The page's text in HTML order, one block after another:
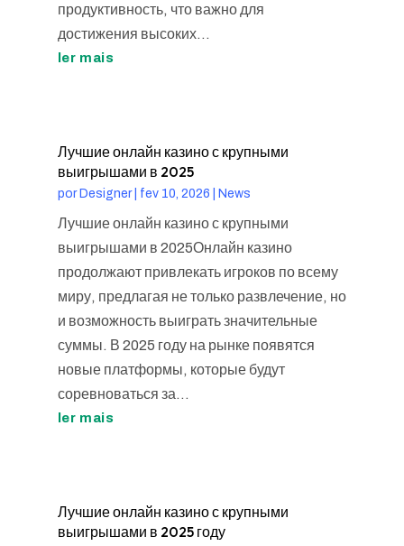
продуктивность, что важно для
достижения высоких...
ler mais
Лучшие онлайн казино с крупными
выигрышами в 2025
por Designer| fev 10, 2026 News
Лучшие онлайн казино с крупными
выигрышами в 2025Онлайн казино
продолжают привлекать игроков по всему
миру, предлагая не только развлечение, но
и возможность выиграть значительные
суммы. В 2025 году на рынке появятся
новые платформы, которые будут
соревноваться за...
ler mais
Лучшие онлайн казино с крупными
выигрышами в 2025 году